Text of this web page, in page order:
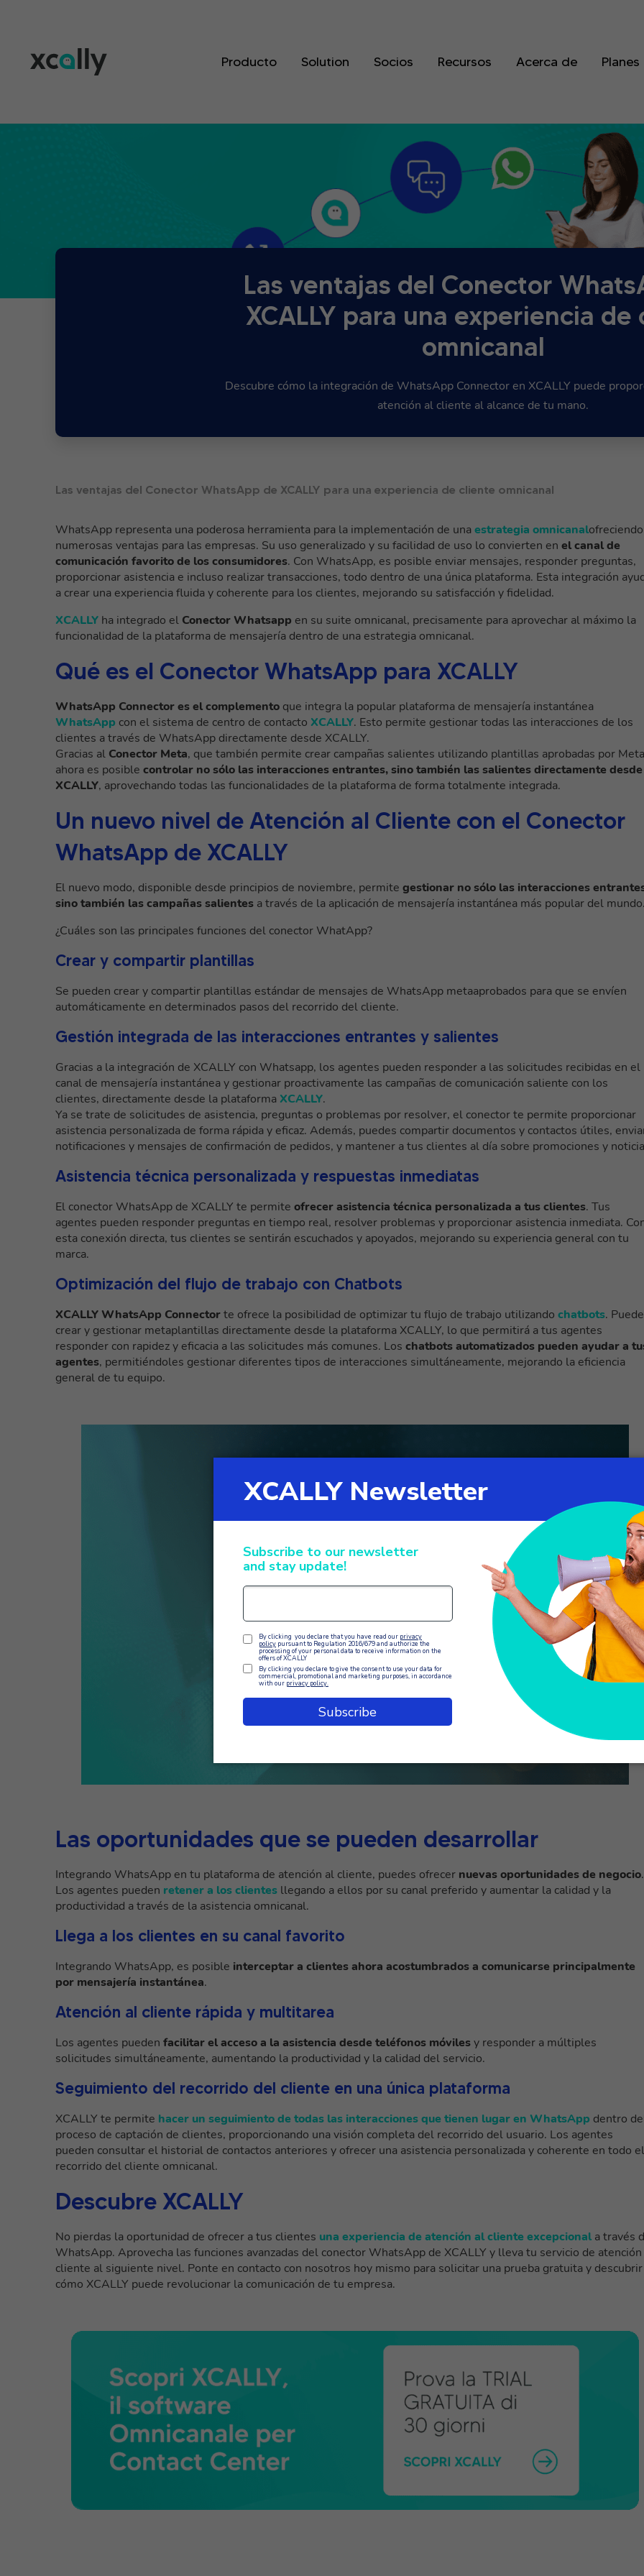
Producto Solution Socios Recursos Acerca de Planes
Las ventajas del Conector
XCALLY para una experiencia de
omnicanal
Descubre cómo la integración de WhatsApp Connector en XCALLY puede
atención al cliente al alcance de tu mano.
Las ventajas del Conector WhatsApp de XCALLY para una experiencia de cliente omnicanal
WhatsApp representa una poderosa herramienta para la implementación de unaestrategia omnicanalofreciendo
numerosas ventajas para las empresas. Su uso generalizado y su facilidad de uso lo convierten en el canal de
comunicación favorito de los consumidores. Con WhatsApp, es posible enviar mensajes, responder preguntas,
proporcionar asistencia e incluso realizar transacciones, todo dentro de una única plataforma. Esta integración
a crear una experiencia fluida y coherente para los clientes, mejorando su satisfacción y fidelidad.
XCALLY ha integrado el Conector Whatsapp en su suite omnicanal, precisamente para aprovechar al máximo la
funcionalidad de la plataforma de mensajería dentro de una estrategia omnicanal.
Qué es el Conector WhatsApp para XCALLY
WhatsApp Connector es el complemento que integra la popular plataforma de mensajería instantánea
WhatsApp con el sistema de centro de contacto XCALLY. Esto permite gestionar todas las interacciones de los
clientes a través de WhatsApp directamente desde XCALLY.
Gracias al Conector Meta, que también permite crear campañas salientes utilizando plantillas aprobadas por
ahora es posible controlar no sólo las interacciones entrantes, sino también las salientes directamente desde
XCALLY, aprovechando todas las funcionalidades de la plataforma de forma totalmente integrada.
Un nuevo nivel de Atención al Cliente con el Conector
WhatsApp de XCALLY
El nuevo modo, disponible desde principios de noviembre, permite gestionar no sólo las interacciones
sino también las campañas salientes a través de la aplicación de mensajería instantánea más popular del mundo.
¿Cuáles son las principales funciones del conector WhatApp?
Crear y compartir plantillas
Se pueden crear y compartir plantillas estándar de mensajes de WhatsApp metaaprobados para que se envíen
automáticamente en determinados pasos del recorrido del cliente.
Gestión integrada de las interacciones entrantes y salientes
Gracias a la integración de XCALLY con Whatsapp, los agentes pueden responder a las solicitudes recibidas en el
canal de mensajería instantánea y gestionar proactivamente las campañas de comunicación saliente con los
clientes, directamente desde la plataforma XCALLY.
Ya se trate de solicitudes de asistencia, preguntas o problemas por resolver, el conector te permite proporcionar
asistencia personalizada de forma rápida y eficaz. Además, puedes compartir documentos y contactos útiles,
notificaciones y mensajes de confirmación de pedidos, y mantener a tus clientes al día sobre promociones y
Asistencia técnica personalizada y respuestas inmediatas
El conector WhatsApp de XCALLY te permite ofrecer asistencia técnica personalizada a tus clientes. Tus
agentes pueden responder preguntas en tiempo real, resolver problemas y proporcionar asistencia inmediata.
esta conexión directa, tus clientes se sentirán escuchados y apoyados, mejorando su experiencia general con tu
marca.
Optimización del flujo de trabajo con Chatbots
XCALLY WhatsApp Connectorte ofrece la posibilidad de optimizar tu flujo de trabajo utilizando chatbots.
crear y gestionar metaplantillas directamente desde la plataforma XCALLY, lo que permitirá a tus agentes
responder con rapidez y eficacia a las solicitudes más comunes. Los chatbots automatizados pueden ayudar a
agentes, permitiéndoles gestionar diferentes tipos de interacciones simultáneamente, mejorando la eficiencia
general de tu equipo.
Las oportunidades que se pueden desarrollar
Integrando WhatsApp en tu plataforma de atención al cliente, puedes ofrecer nuevas oportunidades de negocio.
Los agentes pueden retener a los clientes llegando a ellos por su canal preferido y aumentar la calidad y la
productividad a través de la asistencia omnicanal.
Llega a los clientes en su canal favorito
Integrando WhatsApp, es posible interceptar a clientes ahora acostumbrados a comunicarse principalmente
por mensajería instantánea.
Atención al cliente rápida y multitarea
Los agentes pueden facilitar el acceso a la asistencia desde teléfonos móvilesy responder a múltiples
solicitudes simultáneamente, aumentando la productividad y la calidad del servicio.
Seguimiento del recorrido del cliente en una única plataforma
XCALLY te permite hacer un seguimiento de todas las interacciones que tienen lugar en WhatsApp dentro
proceso de captación de clientes, proporcionando una visión completa del recorrido del usuario. Los agentes
pueden consultar el historial de contactos anteriores y ofrecer una asistencia personalizada y coherente en todo el
recorrido del cliente omnicanal.
Descubre XCALLY
No pierdas la oportunidad de ofrecer a tus clientes una experiencia de atención al cliente excepcional a través
WhatsApp. Aprovecha las funciones avanzadas del conector WhatsApp de XCALLY y lleva tu servicio de
cliente al siguiente nivel. Ponte en contacto con nosotros hoy mismo para solicitar una prueba gratuita y descubrir
cómo XCALLY puede revolucionar la comunicación de tu empresa.